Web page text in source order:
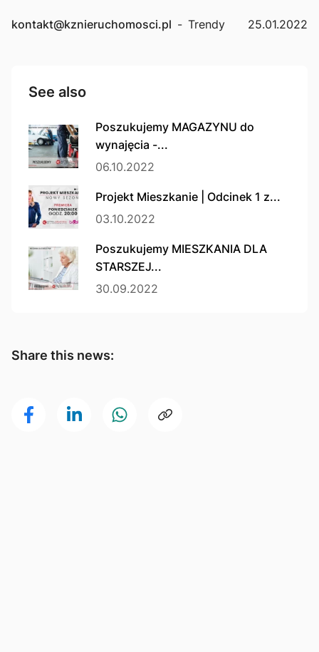
kontakt@kznieruchomosci.pl - Trendy 25.01.2022
See also
Poszukujemy MAGAZYNU do
wynajęcia -...
06.10.2022
Projekt Mieszkanie | Odcinek 1 z...
03.10.2022
Poszukujemy MIESZKANIA DLA
STARSZEJ...
30.09.2022
Share this news: